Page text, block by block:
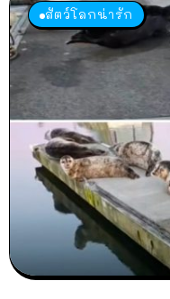
สัตว์โลกน่ารัก